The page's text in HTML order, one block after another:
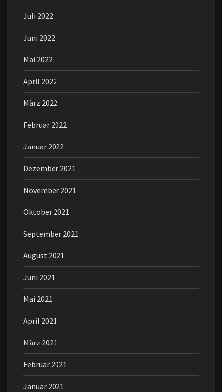
Juli 2022
Juni 2022
Mai 2022
April 2022
März 2022
Februar 2022
Januar 2022
Dezember 2021
November 2021
Oktober 2021
September 2021
August 2021
Juni 2021
Mai 2021
April 2021
März 2021
Februar 2021
Januar 2021